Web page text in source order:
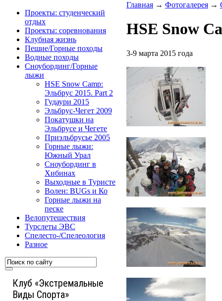
Проекты: студенческий
отдых
Проекты: соревнования
Клубная жизнь
Пешие/Горные походы
Водные походы
Сноубординг/Горные
лыжи
HSE Snow Camp:
Эльбрус 2015. Part 2
Гудаури 2015
Эльбрус-Чегет 2009
Покатушки на
Эльбрусе и Чегете
Приэльбрусье 2005
Горные лыжи:
Южный Урал
Сноубординг в
Хибинах
Выходные в Туристе
Волен: BUGs и Ко
Горные лыжи на
песке
Велопутешествия
Турслеты ЭВС
Спелесто-/Спелеология
Разное
Клуб «Экстремальные
Виды Спорта»
Главная → Фотогалерея →
HSE Snow
3-9 марта 2015 года